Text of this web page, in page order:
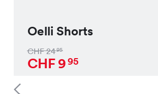
Oelli Shorts
CHF2495
CHF995